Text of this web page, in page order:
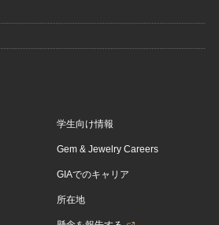
学生向け情報
Gem & Jewelry Careers
GIAでのキャリア
所在地